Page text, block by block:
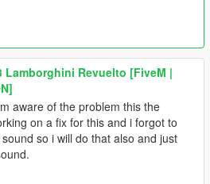
Lamborghini Revuelto [FiveM |
aware of the problem this the
on a fix for this and i forgot to
so i will do that also and just